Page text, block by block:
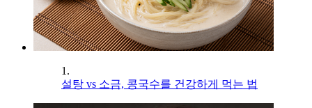
1.
설탕 vs 소금, 콩국수를 건강하게 먹는 법